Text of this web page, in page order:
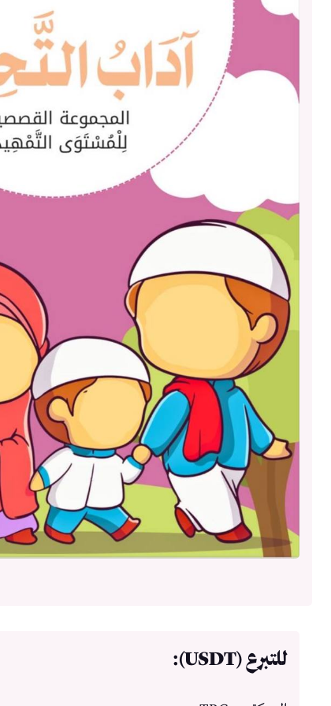
للتبرع (USDT):